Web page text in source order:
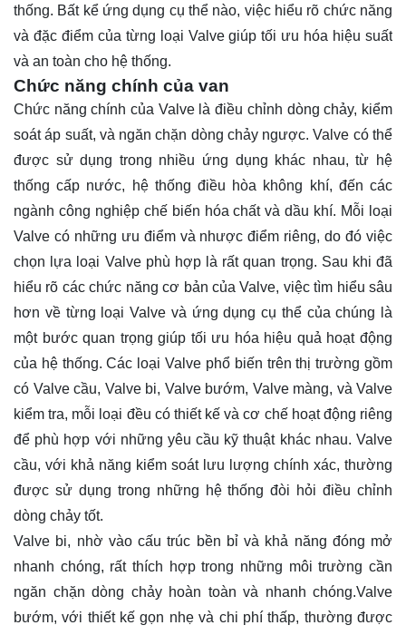
thống. Bất kể ứng dụng cụ thể nào, việc hiểu rõ chức năng
và đặc điểm của từng loại Valve giúp tối ưu hóa hiệu suất
và an toàn cho hệ thống.
Chức năng chính của van
Chức năng chính của Valve là điều chỉnh dòng chảy, kiểm
soát áp suất, và ngăn chặn dòng chảy ngược. Valve có thể
được sử dụng trong nhiều ứng dụng khác nhau, từ hệ
thống cấp nước, hệ thống điều hòa không khí, đến các
ngành công nghiệp chế biến hóa chất và dầu khí. Mỗi loại
Valve có những ưu điểm và nhược điểm riêng, do đó việc
chọn lựa loại Valve phù hợp là rất quan trọng. Sau khi đã
hiểu rõ các chức năng cơ bản của Valve, việc tìm hiểu sâu
hơn về từng loại Valve và ứng dụng cụ thể của chúng là
một bước quan trọng giúp tối ưu hóa hiệu quả hoạt động
của hệ thống. Các loại Valve phổ biến trên thị trường gồm
có Valve cầu, Valve bi, Valve bướm, Valve màng, và Valve
kiểm tra, mỗi loại đều có thiết kế và cơ chế hoạt động riêng
để phù hợp với những yêu cầu kỹ thuật khác nhau. Valve
cầu, với khả năng kiểm soát lưu lượng chính xác, thường
được sử dụng trong những hệ thống đòi hỏi điều chỉnh
dòng chảy tốt.
Valve bi, nhờ vào cấu trúc bền bỉ và khả năng đóng mở
nhanh chóng, rất thích hợp trong những môi trường cần
ngăn chặn dòng chảy hoàn toàn và nhanh chóng.Valve
bướm, với thiết kế gọn nhẹ và chi phí thấp, thường được